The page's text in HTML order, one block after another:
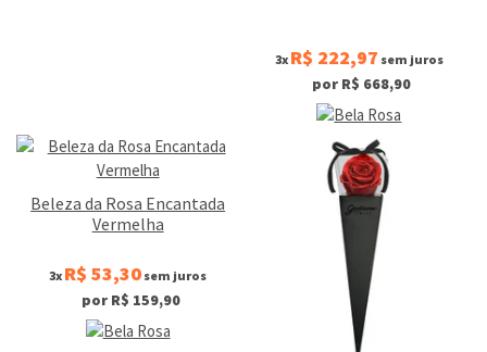
3x R$ 222,97 sem juros
por R$ 668,90
Beleza da Rosa Encantada
Vermelha
3x R$ 53,30 sem juros
por R$ 159,90